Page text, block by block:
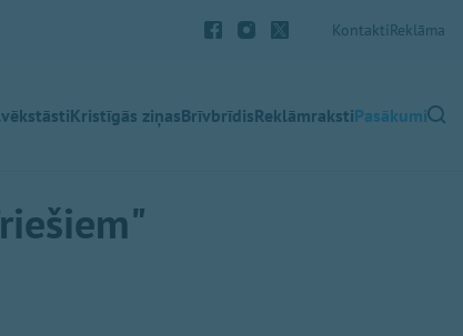
KontaktiReklāma
Kristīgās ziņasBrīvbrīdisReklāmrakstiPasākumi